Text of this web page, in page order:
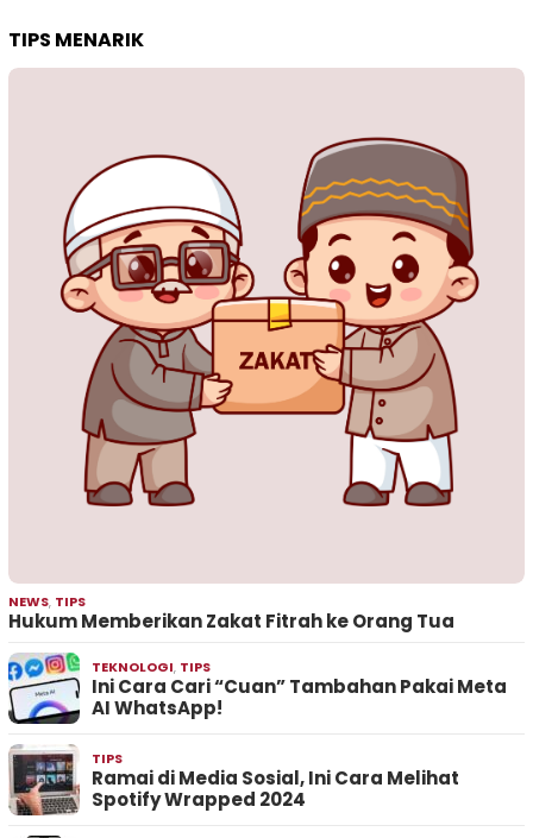
TIPS MENARIK
NEWS, TIPS
Hukum Memberikan Zakat Fitrah ke Orang Tua
TEKNOLOGI, TIPS
Ini Cara Cari “Cuan” Tambahan Pakai Meta
AI WhatsApp!
TIPS
Ramai di Media Sosial, Ini Cara Melihat
Spotify Wrapped 2024